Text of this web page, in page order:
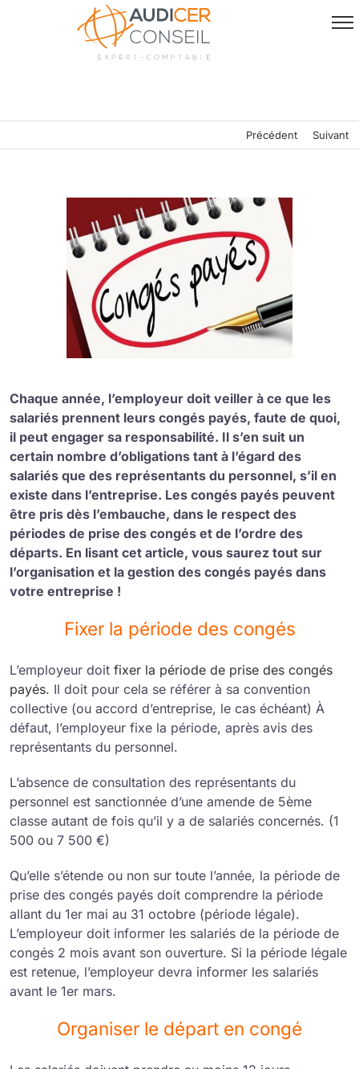
Précédent Suivant
Chaque année, l’employeur doit veiller à ce que les
salariés prennent leurs congés payés, faute de quoi,
il peut engager sa responsabilité. Il s’en suit un
certain nombre d’obligations tant à l’égard des
salariés que des représentants du personnel, s’il en
existe dans l’entreprise. Les congés payés peuvent
être pris dès l’embauche, dans le respect des
périodes de prise des congés et de l’ordre des
départs. En lisant cet article, vous saurez tout sur
l’organisation et la gestion des congés payés dans
votre entreprise !
Fixer la période des congés
L’employeur doit fixer la période de prise des congés
payés. Il doit pour cela se référer à sa convention
collective (ou accord d’entreprise, le cas échéant) À
défaut, l’employeur fixe la période, après avis des
représentants du personnel.
L’absence de consultation des représentants du
personnel est sanctionnée d’une amende de 5ème
classe autant de fois qu’il y a de salariés concernés. (1
500 ou 7 500 €)
Qu’elle s’étende ou non sur toute l’année, la période de
prise des congés payés doit comprendre la période
allant du 1er mai au 31 octobre (période légale).
L’employeur doit informer les salariés de la période de
congés 2 mois avant son ouverture. Si la période légale
est retenue, l’employeur devra informer les salariés
avant le 1er mars.
Organiser le départ en congé